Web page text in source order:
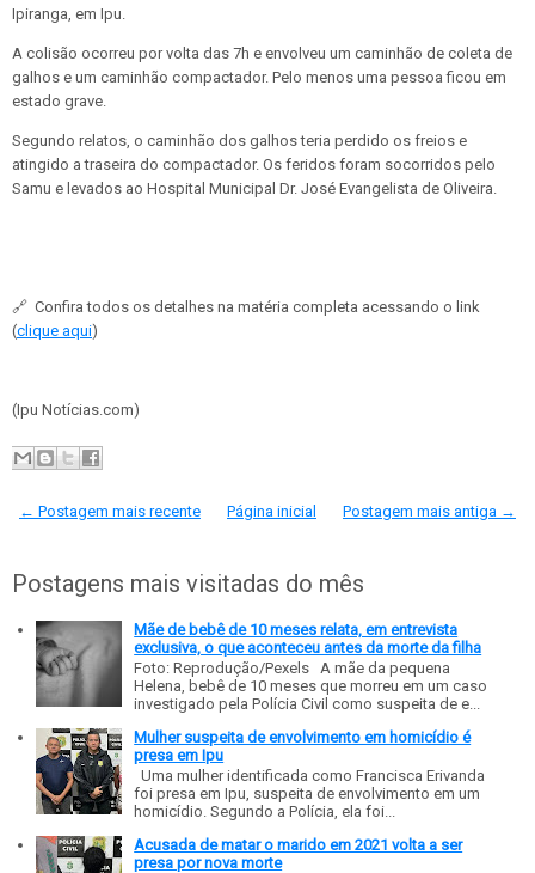
Ipiranga, em Ipu.
A colisão ocorreu por volta das 7h e envolveu um caminhão de coleta de
galhos e um caminhão compactador. Pelo menos uma pessoa ficou em
estado grave.
Segundo relatos, o caminhão dos galhos teria perdido os freios e
atingido a traseira do compactador. Os feridos foram socorridos pelo
Samu e levados ao Hospital Municipal Dr. José Evangelista de Oliveira.
🔗 Confira todos os detalhes na matéria completa acessando o link
(clique aqui)
(Ipu Notícias.com)
← Postagem mais recente Postagem mais antiga →
Página inicial
Postagens mais visitadas do mês
Mãe de bebê de 10 meses relata, em entrevista
exclusiva, o que aconteceu antes da morte da filha
Foto: Reprodução/Pexels A mãe da pequena
Helena, bebê de 10 meses que morreu em um caso
investigado pela Polícia Civil como suspeita de e...
Mulher suspeita de envolvimento em homicídio é
presa em Ipu
Uma mulher identificada como Francisca Erivanda
foi presa em Ipu, suspeita de envolvimento em um
homicídio. Segundo a Polícia, ela foi...
Acusada de matar o marido em 2021 volta a ser
presa por nova morte